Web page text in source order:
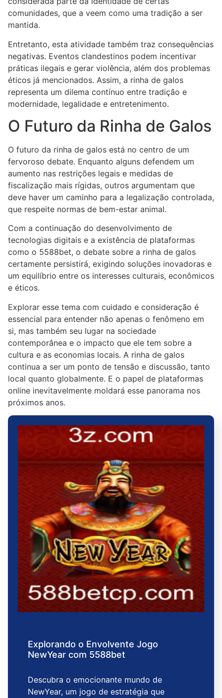
comunidades, que a veem como uma tradição a ser
mantida.
Entretanto, esta atividade também traz consequências
negativas. Eventos clandestinos podem incentivar
práticas ilegais e gerar violência, além dos problemas
éticos já mencionados. Assim, a rinha de galos
representa um dilema contínuo entre tradição e
modernidade, legalidade e entretenimento.
O Futuro da Rinha de Galos
O futuro da rinha de galos está no centro de um
fervoroso debate. Enquanto alguns defendem um
aumento nas restrições legais e medidas de
fiscalização mais rígidas, outros argumentam que
deve haver um caminho para a legalização controlada,
que respeite normas de bem-estar animal.
Com a continuação do desenvolvimento de
tecnologias digitais e a existência de plataformas
como o 5588bet, o debate sobre a rinha de galos
certamente persistirá, exigindo soluções inovadoras e
um equilíbrio entre os interesses culturais, econômicos
e éticos.
Explorar esse tema com cuidado e consideração é
essencial para entender não apenas o fenômeno em
si, mas também seu lugar na sociedade
contemporânea e o impacto que ele tem sobre a
cultura e as economias locais. A rinha de galos
continua a ser um ponto de tensão e discussão, tanto
local quanto globalmente. E o papel de plataformas
online inevitavelmente moldará esse panorama nos
próximos anos.
Explorando o Envolvente Jogo
NewYear com 5588bet
Descubra o emocionante mundo de
NewYear, um jogo de estratégia que